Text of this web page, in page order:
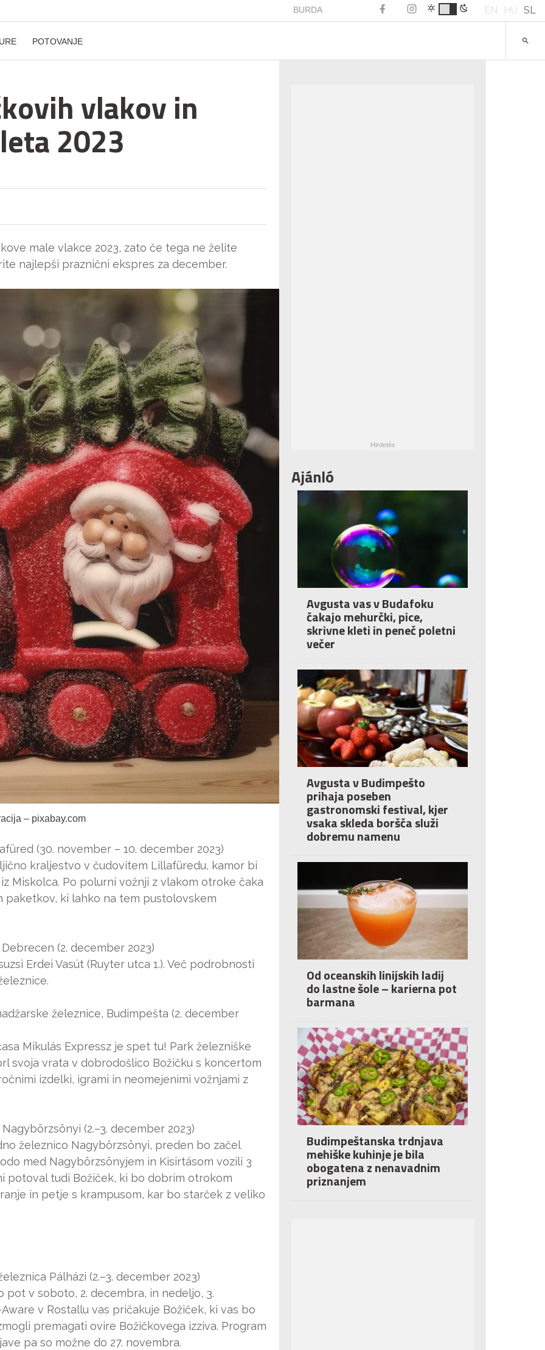
BURDA EN HU SL
POTOVANJE
vlakov in
2023
male vlakce 2023, zato če tega ne želite
najlepši praznični ekspres za december.
– pixabay.com
(30. november – 10. december 2023)
kraljestvo v čudovitem Lillafüredu, kamor bi
Miskolca. Po polurni vožnji z vlakom otroke čaka
paketkov, ki lahko na tem pustolovskem
(2. december 2023)
Erdei Vasút (Ruyter utca 1.). Več podrobnosti
železnice, Budimpešta (2. december
Mikulás Expressz je spet tu! Park železniške
svoja vrata v dobrodošlico Božičku s koncertom
izdelki, igrami in neomejenimi vožnjami z
(2.–3. december 2023)
železnico Nagybörzsönyi, preden bo začel
med Nagybörzsönyjem in Kisirtásom vozili 3
potoval tudi Božiček, ki bo dobrim otrokom
in petje s krampusom, kar bo starček z veliko
Pálházi (2.–3. december 2023)
pot v soboto, 2. decembra, in nedeljo, 3.
v Rostallu vas pričakuje Božiček, ki vas bo
premagati ovire Božičkovega izziva. Program
pa so možne do 27. novembra.
Ajánló
Avgusta vas v Budafoku
čakajo mehurčki, pice,
skrivne kleti in peneč poletni
večer
Avgusta v Budimpešto
prihaja poseben
gastronomski festival, kjer
vsaka skleda boršča služi
dobremu namenu
Od oceanskih linijskih ladij
do lastne šole – karierna pot
barmana
Budimpeštanska trdnjava
mehiške kuhinje je bila
obogatena z nenavadnim
priznanjem